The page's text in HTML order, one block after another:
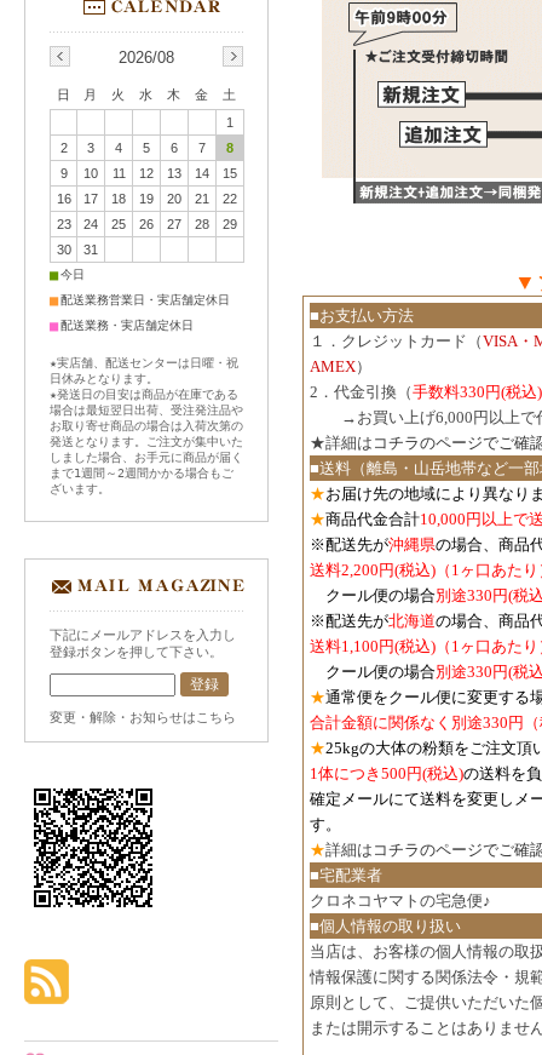
▼
■お支払い方法
１．クレジットカード（VISA・
AMEX）
2．代金引換（手数料330円(税込)
→お買い上げ6,000円以上で
★詳細は コチラのページでご確
■送料（離島・山岳地帯など一
★お届け先の地域により異なり
★商品代金合計10,000円以上で
※配送先が沖縄県の場合、商品
送料2,200円(税込)（1ヶ口あたり
クール便の場合別途330円(税
※配送先が北海道の場合、商品
送料1,100円(税込) （1ヶ口あた
クール便の場合別途330円(税
★通常便をクール便に変更する
合計金額に関係なく別途330円
★25kgの大体の粉類をご注文頂
1体につき500円(税込)の送料を
確定メールにて送料を変更しメ
す。
★詳細は コチラのページでご確
■宅配業者
クロネコヤマトの宅急便♪
■個人情報の取り扱い
当店は、お客様の個人情報の取
情報保護に関する関係法令・規
原則として、ご提供いただいた
または開示することはありませ
2026/08
日 月 火 水 木 金
土
1
2
3 4 5 6 7
8
9
10 11 12 13 14
15
16
17 18 19 20 21
22
23
24 25 26 27 28
29
30
31
■今日
■配送業務営業日・実店舗定休日
■配送業務・実店舗定休日
★実店舗、配送センターは日曜・祝
日休みとなります。
★発送日の目安は商品が在庫である
場合は最短翌日出荷、受注発注品や
お取り寄せ商品の場合は入荷次第の
発送となります。ご注文が集中いた
しました場合、お手元に商品が届く
まで1週間～2週間かかる場合もご
ざいます。
下記にメールアドレスを入力し
登録ボタンを押して下さい。
変更・解除・お知らせはこちら